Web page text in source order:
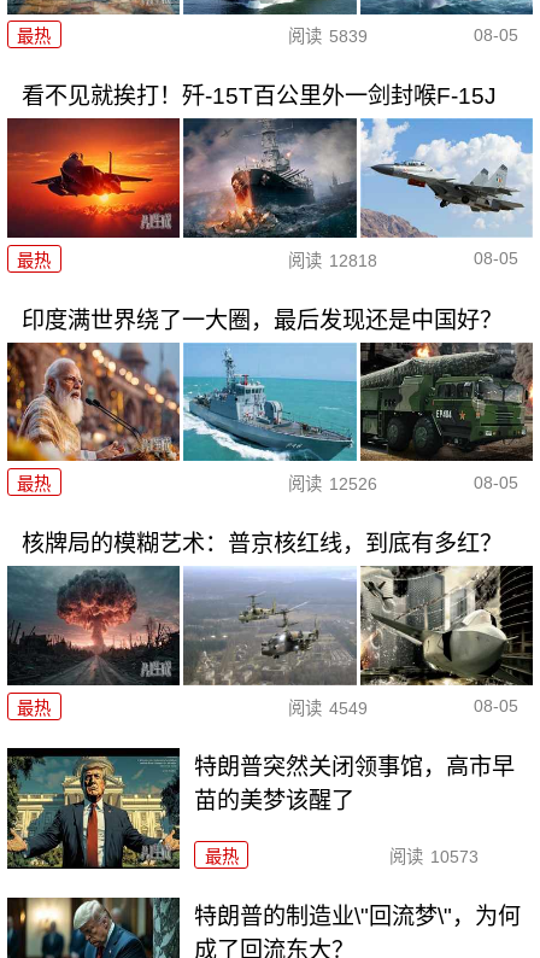
最热 阅读 5839 08-05
看不见就挨打！歼-15T百公里外一剑封喉F-15J
最热 阅读 12818 08-05
印度满世界绕了一大圈，最后发现还是中国好？
最热 阅读 12526 08-05
核牌局的模糊艺术：普京核红线，到底有多红？
最热 阅读 4549 08-05
特朗普突然关闭领事馆，高市早
苗的美梦该醒了
最热 阅读 10573
特朗普的制造业\"回流梦\"，为何
成了回流东大？